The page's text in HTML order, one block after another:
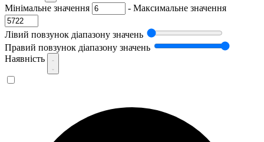
Мінімальне значення - Максимальне значення
Лівий повзунок діапазону значень
Правий повзунок діапазону значень
Наявність